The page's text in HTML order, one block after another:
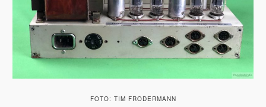
FOTO: TIM FRODERMANN